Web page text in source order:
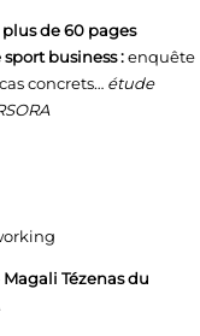
plus de 60 pages
business :enquête
concrets… étude
Magali Tézenas du